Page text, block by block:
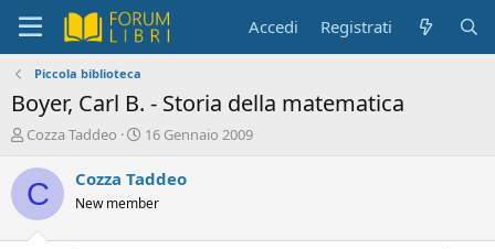
Accedi Registrati
Piccola biblioteca
Boyer, Carl B. - Storia della matematica
C
e
a
Cozza Taddeo
D
t
d
16 Gennaio 2009
C Cozza Taddeo
New member